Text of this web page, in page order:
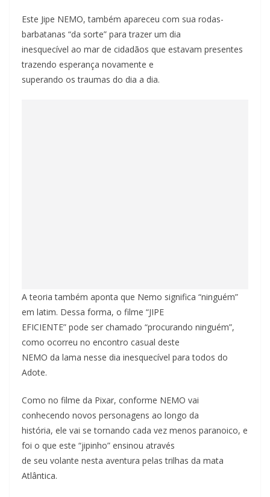
Este Jipe NEMO, também apareceu com sua rodas-
barbatanas “da sorte” para trazer um dia
inesquecível ao mar de cidadãos que estavam presentes
trazendo esperança novamente e
superando os traumas do dia a dia.
A teoria também aponta que Nemo significa “ninguém”
em latim. Dessa forma, o filme “JIPE
EFICIENTE” pode ser chamado “procurando ninguém”,
como ocorreu no encontro casual deste
NEMO da lama nesse dia inesquecível para todos do
Adote.
Como no filme da Pixar, conforme NEMO vai
conhecendo novos personagens ao longo da
história, ele vai se tornando cada vez menos paranoico, e
foi o que este “jipinho” ensinou através
de seu volante nesta aventura pelas trilhas da mata
Atlântica.